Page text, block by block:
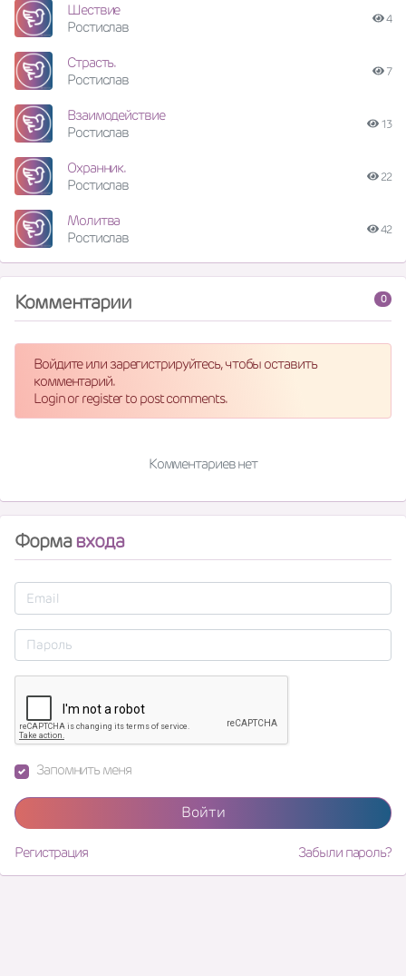
Шествие
Ростислав
4
Страсть.
Ростислав
7
Взаимодействие
Ростислав
13
Охранник.
Ростислав
22
Молитва
Ростислав
42
0
Комментарии
Войдите или зарегистрируйтесь, чтобы оставить
комментарий.
Login or register to post comments.
Комментариев нет
Формавхода
Запомнить меня
Войти
Регистрация Забыли пароль?